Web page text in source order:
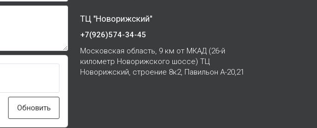
Обновить
ТЦ "Новорижский"
+7(926)574-34-45
Московская область, 9 км от МКАД (26-й
километр Новорижского шоссе) ТЦ
Новорижский, строение 8к2, Павильон А-20,21